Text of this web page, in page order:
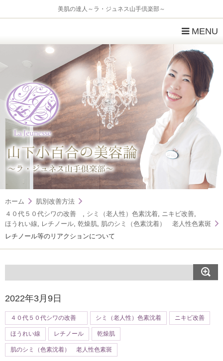
美肌の達人～ラ・ジュネス山手倶楽部～
MENU
ホーム
肌別改善方法
４０代５０代シワの改善 , シミ（老人性）色素沈着, ニキビ改善,
ほうれい線, レチノール, 乾燥肌, 肌のシミ（色素沈着） 老人性色素斑
レチノール等のリアクションについて
2022年3月9日
４０代５０代シワの改善 シミ（老人性）色素沈着 ニキビ改善
ほうれい線 レチノール 乾燥肌
肌のシミ（色素沈着） 老人性色素斑